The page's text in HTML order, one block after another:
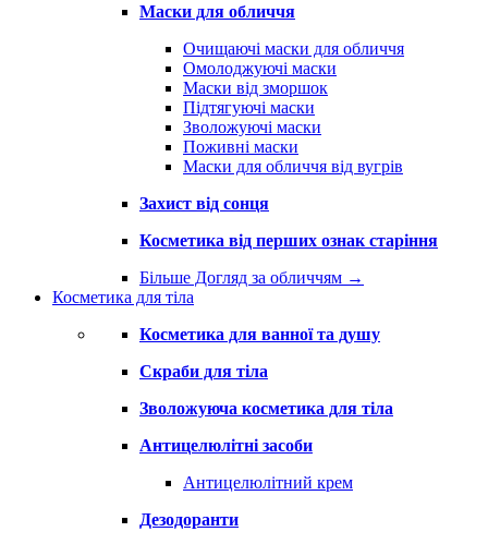
Маски для обличчя
Очищаючі маски для обличчя
Омолоджуючі маски
Маски від зморшок
Підтягуючі маски
Зволожуючі маски
Поживні маски
Маски для обличчя від вугрів
Захист від сонця
Косметика від перших ознак старіння
Більше Догляд за обличчям →
Косметика для тіла
Косметика для ванної та душу
Скраби для тіла
Зволожуюча косметика для тіла
Антицелюлітні засоби
Антицелюлітний крем
Дезодоранти